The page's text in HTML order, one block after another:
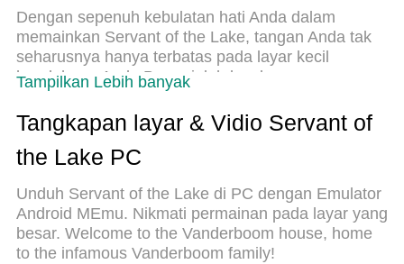
Dengan sepenuh kebulatan hati Anda dalam
memainkan Servant of the Lake, tangan Anda tak
seharusnya hanya terbatas pada layar kecil
handphone Anda.Bermainlah layaknya seorang
profesional dan dapatkan kendali penuh dalam
permainan Anda dengan papan ketik dan
tetikus.MEmu menawarkan seluruh hal yang Anda
harapkan.Unduh dan mainkan Servant of the Lake
tanpa keterbatasan dari baterai, data seluler dan
panggilan yang mengganggu.MEmu 9 baru
merupakan pilihan terbaik untuk memainkan
Servant of the Lake pada PC. Dipersiapkan
Tampilkan Lebih banyak
Tangkapan layar & Vidio Servant of
the Lake PC
Unduh Servant of the Lake di PC dengan Emulator
Android MEmu. Nikmati permainan pada layar yang
besar. Welcome to the Vanderboom house, home
to the infamous Vanderboom family!